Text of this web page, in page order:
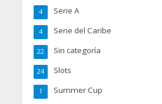
Serie A
4
Serie del Caribe
4
Sin categoría
22
Slots
24
Summer Cup
1